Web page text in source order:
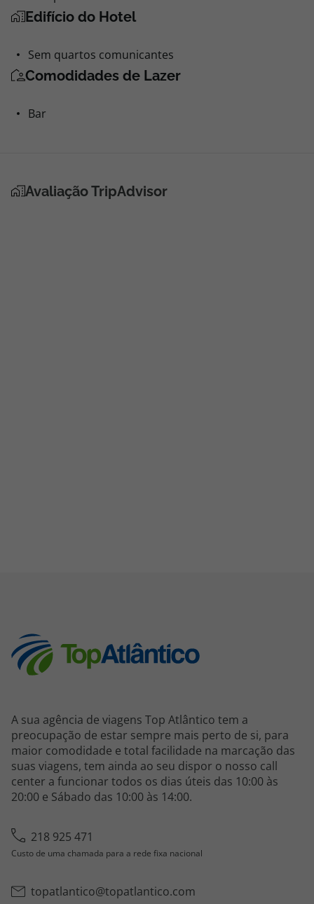
Edifício do Hotel
Sem quartos comunicantes
Comodidades de Lazer
Bar
Avaliação TripAdvisor
A sua agência de viagens Top Atlântico tem a
preocupação de estar sempre mais perto de si, para
maior comodidade e total facilidade na marcação das
suas viagens, tem ainda ao seu dispor o nosso call
center a funcionar todos os dias úteis das 10:00 às
20:00 e Sábado das 10:00 às 14:00.
218 925 471
Custo de uma chamada para a rede fixa nacional
topatlantico@topatlantico.com